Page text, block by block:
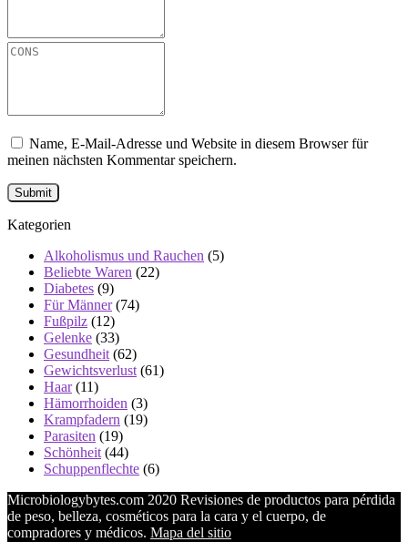
Name, E-Mail-Adresse und Website in diesem Browser für
meinen nächsten Kommentar speichern.
Kategorien
Alkoholismus und Rauchen (5)
Beliebte Waren (22)
Diabetes (9)
Für Männer(74)
Fußpilz (12)
Gelenke (33)
Gesundheit (62)
Gewichtsverlust (61)
Haar(11)
Hämorrhoiden (3)
Krampfadern (19)
Parasiten (19)
Schönheit (44)
Schuppenflechte (6)
Microbiologybytes.com 2020 Revisiones de productos para pérdida
de peso, belleza, cosméticos para la cara y el cuerpo, de
compradores y médicos. Mapa del sitio